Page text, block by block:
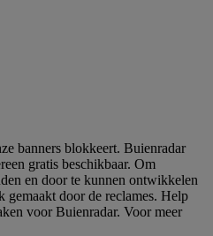
banners blokkeert. Buienradar
gratis beschikbaar. Om
en door te kunnen ontwikkelen
door de reclames. Help
voor Buienradar. Voor meer